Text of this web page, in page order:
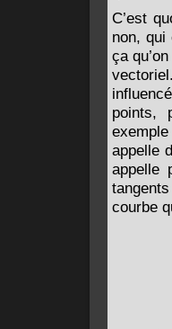
C’est
non, qui
ça
points,
appelle
appelle
courbe